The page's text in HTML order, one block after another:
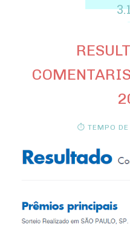
⏱ TEMPO